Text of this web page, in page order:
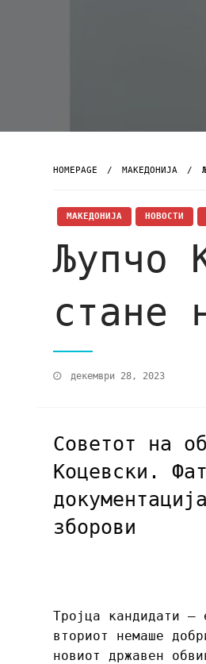
HOMEPAGE МАКЕДОНИЈА
МАКЕДОНИЈА НОВОСТИ
Љупчо
стане
декември 28, 2023
Советот на
Коцевски.
зборови
Тројца кандидати –
вториот немаше
новиот државен